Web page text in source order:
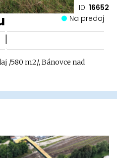
ID: 16652
Na predaj
| -
/580 m2/, Bánovce nad